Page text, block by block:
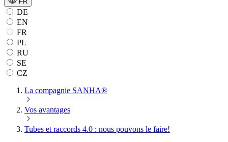
DE
EN
FR
PL
RU
SE
CZ
La compagnie SANHA®
Vos avantages
Tubes et raccords 4.0 : nous pouvons le faire!